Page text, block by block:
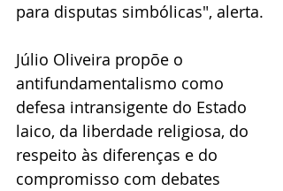
para disputas simbólicas", alerta.
Júlio Oliveira propõe o
antifundamentalismo como
defesa intransigente do Estado
laico, da liberdade religiosa, do
respeito às diferenças e do
compromisso com debates